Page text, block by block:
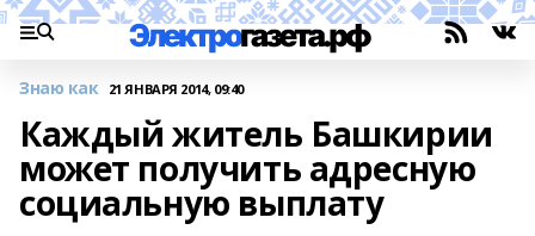
Знаю как 21 ЯНВАРЯ 2014, 09:40
Каждый житель Башкирии
может получить адресную
социальную выплату